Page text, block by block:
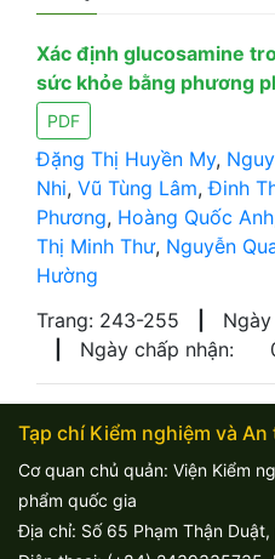
Xác định glucosamine
sức khỏe bằng phương
PDF
Đặng Thị Huyền My,
Nhi, Vũ Tùng Lâm,Đinh
Phương, Hoàng Quốc Anh
Thị Minh Thư, Nguyễn
Hường
Trang: 243-255
Ngày chấp nhận:
Tạp chí Kiểm nghiệm và
Cơ quan chủ quản: Viện Kiểm
phẩm quốc gia
Địa chỉ: Số 65 Phạm Thận